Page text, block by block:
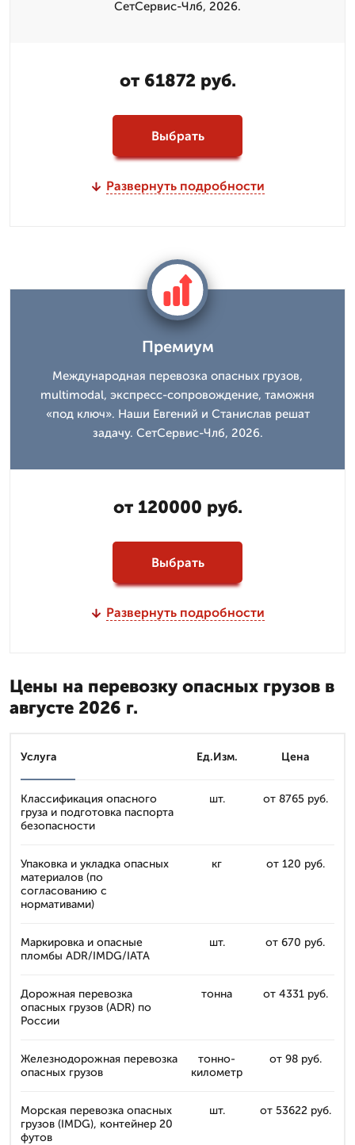
СетСервис-Члб, 2026.
от 61872 руб.
Выбрать
Развернуть подробности
Премиум
Международная перевозка опасных грузов,
multimodal, экспресс-сопровождение, таможня
«под ключ». Наши Евгений и Станислав решат
задачу. СетСервис-Члб, 2026.
от 120000 руб.
Выбрать
Развернуть подробности
Цены на перевозку опасных грузов в
августе 2026 г.
Услуга Ед.Изм. Цена
Классификация опасного
груза и подготовка паспорта
безопасности
шт. от 8765 руб.
Упаковка и укладка опасных
материалов (по
согласованию с
нормативами)
кг от 120 руб.
Маркировка и опасные
пломбы ADR/IMDG/IATA
шт. от 670 руб.
Дорожная перевозка
опасных грузов (ADR) по
России
тонна от 4331 руб.
Железнодорожная перевозка
опасных грузов
тонно-
километр
от 98 руб.
Морская перевозка опасных
грузов (IMDG), контейнер 20
футов
шт. от 53622 руб.